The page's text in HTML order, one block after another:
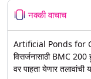
नक्की वाचाच
Artificial Ponds for
विसर्जनासाठी BMC
वर पाहता येणार तलावांची